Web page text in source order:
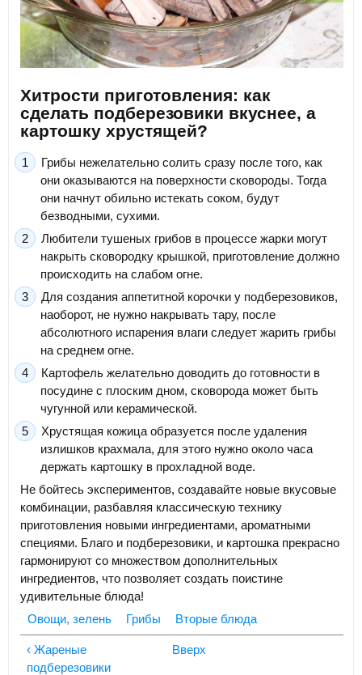
Хитрости приготовления: как
сделать подберезовики вкуснее, а
картошку хрустящей?
Грибы нежелательно солить сразу после того, как
они оказываются на поверхности сковороды. Тогда
они начнут обильно истекать соком, будут
безводными, сухими.
Любители тушеных грибов в процессе жарки могут
накрыть сковородку крышкой, приготовление должно
происходить на слабом огне.
Для создания аппетитной корочки у подберезовиков,
наоборот, не нужно накрывать тару, после
абсолютного испарения влаги следует жарить грибы
на среднем огне.
Картофель желательно доводить до готовности в
посудине с плоским дном, сковорода может быть
чугунной или керамической.
Хрустящая кожица образуется после удаления
излишков крахмала, для этого нужно около часа
держать картошку в прохладной воде.
Не бойтесь экспериментов, создавайте новые вкусовые
комбинации, разбавляя классическую технику
приготовления новыми ингредиентами, ароматными
специями. Благо и подберезовики, и картошка прекрасно
гармонируют со множеством дополнительных
ингредиентов, что позволяет создать поистине
удивительные блюда!
Овощи, зелень
Грибы Вторые блюда
‹ Жареные
подберезовики
Вверх